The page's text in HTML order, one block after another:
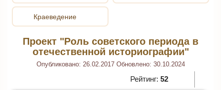
Краеведение
Проект "Роль советского периода в
отечественной историографии"
Опубликовано: 26.02.2017 Обновлено: 30.10.2024
Рейтинг: 52